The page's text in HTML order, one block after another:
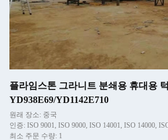
플라임스톤 그라니트 분쇄용 휴대용
YD938E69/YD1142E710
원래 장소: 중국
인증: ISO 9001, ISO 9000, ISO 14001, ISO 14000,
최소 주문 수량: 1